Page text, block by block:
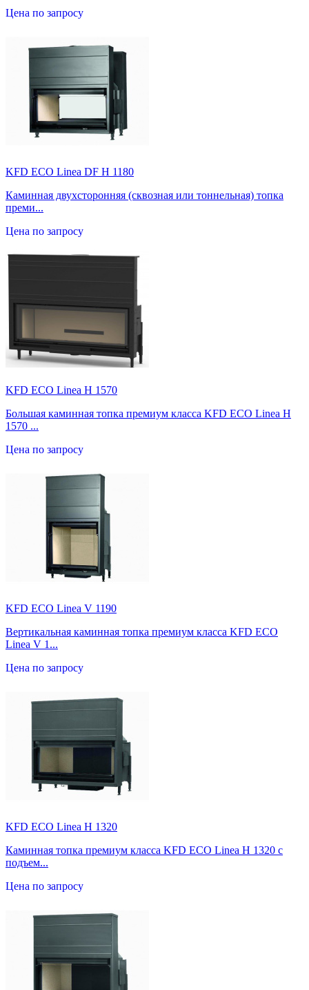
Цена по запросу
KFD ECO Linea DF H 1180
Каминная двухсторонняя (сквозная или тоннельная) топка
преми...
Цена по запросу
KFD ECO Linea H 1570
Большая каминная топка премиум класса KFD ECO Linea H
1570 ...
Цена по запросу
KFD ECO Linea V 1190
Вертикальная каминная топка премиум класса KFD ECO
Linea V 1...
Цена по запросу
KFD ECO Linea H 1320
Каминная топка премиум класса KFD ECO Linea H 1320 с
подъем...
Цена по запросу